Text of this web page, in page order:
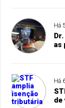
Há
as
Há
de